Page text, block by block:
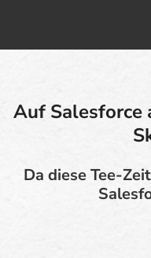
Auf Salesforce
Da diese Tee-